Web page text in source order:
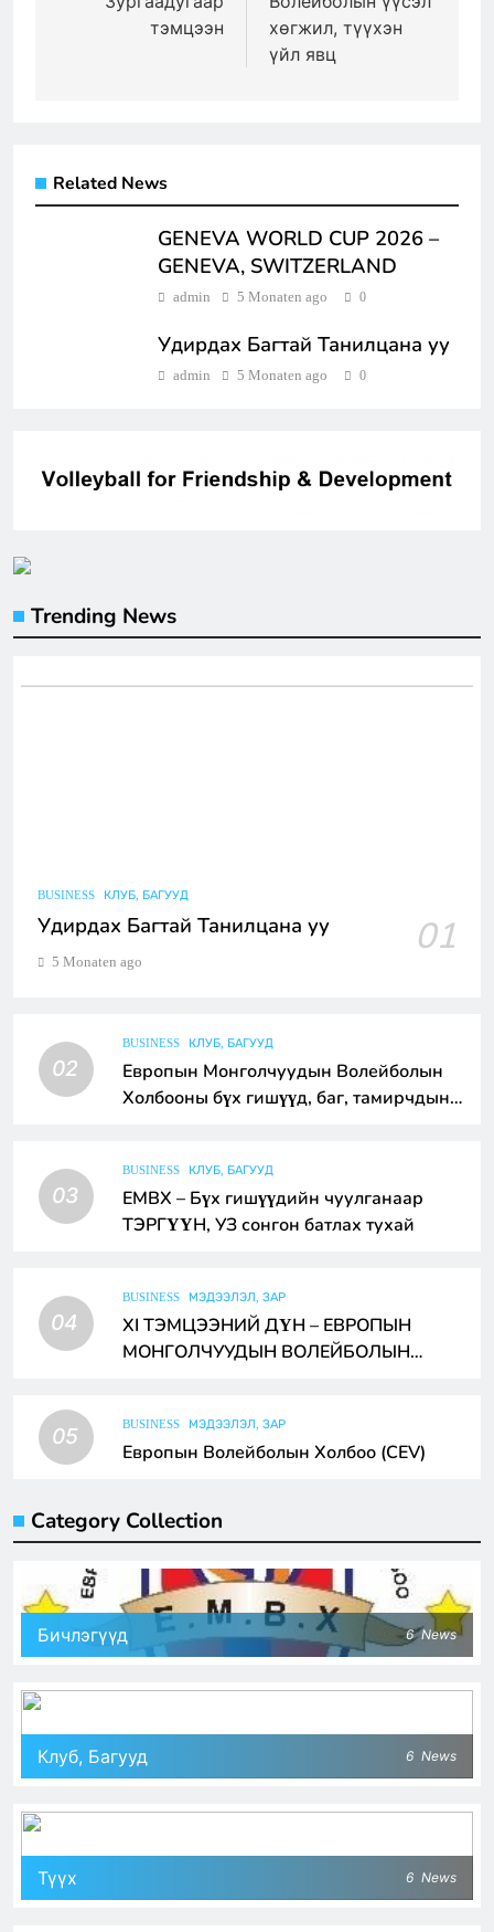
тэмцээн
хөгжил, түүхэн
үйл явц
Related News
GENEVA WORLD CUP 2026 –
GENEVA, SWITZERLAND
admin 5 Monaten ago 0
Удирдах Багтай Танилцана уу
admin 5 Monaten ago 0
Trending News
BUSINESS КЛУБ, БАГУУД
Удирдах Багтай Танилцана уу 01
5 Monaten ago
02
BUSINESS КЛУБ, БАГУУД
Европын Монголчуудын Волейболын
Холбооны бүх гишүүд, баг, тамирчдын
03
BUSINESS КЛУБ, БАГУУД
ЕМВХ – Бүх гишүүдийн чуулганаар
ТЭРГҮҮН, УЗ сонгон батлах тухай
04
BUSINESS МЭДЭЭЛЭЛ, ЗАР
XI ТЭМЦЭЭНИЙ ДҮН – ЕВРОПЫН
МОНГОЛЧУУДЫН ВОЛЕЙБОЛЫН
05 BUSINESS МЭДЭЭЛЭЛ, ЗАР
Европын Волейболын Холбоо (CEV)
Category Collection
Бичлэгүүд 6 News
Клуб, Багууд 6 News
Түүх 6 News